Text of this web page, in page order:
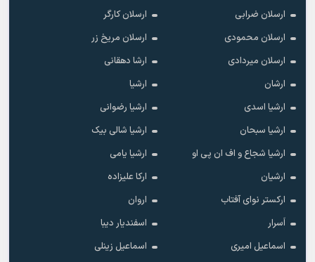
ارسلان ضرابی
ارسلان کارگر
ارسلان محمودی
ارسلان مریخ زر
ارسلان میردادی
ارشا دهقانی
ارشان
ارشیا
ارشیا اسدی
ارشیا رضوانی
ارشیا سبحان
ارشیا شالی بیک
ارشیا شجاع و اف ان پی او
ارشیا یامی
ارشیان
ارکا علیزاده
ارکستر نوای آفتاب
اروان
اَسرار
اسفندیار دیبا
اسماعیل امیری
اسماعیل زینلی